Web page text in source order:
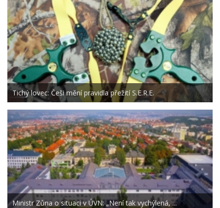
Tichý lovec: Češi mění pravidla přežití S.E.R.E.
Ministr Zůna o situaci v ÚVN: „Není tak vychýlená, ...